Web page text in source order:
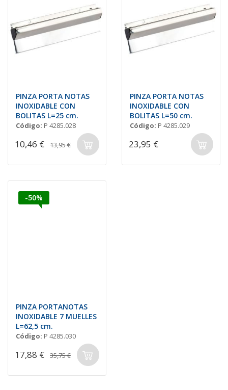
PINZA PORTA NOTAS
INOXIDABLE CON
BOLITAS L=25 cm.
Código: P 4285.028
10,46 € 13,95 €
PINZA PORTA NOTAS
INOXIDABLE CON
BOLITAS L=50 cm.
Código: P 4285.029
23,95 €
-50%
PINZA PORTANOTAS
INOXIDABLE 7 MUELLES
L=62,5 cm.
Código: P 4285.030
17,88 € 35,75 €